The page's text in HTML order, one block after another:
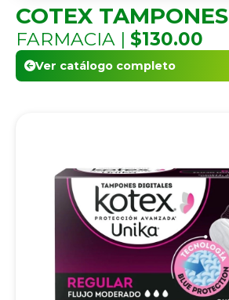
COTEX TAMPONES
FARMACIA | $130.00
Ver catálogo completo